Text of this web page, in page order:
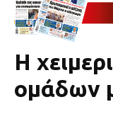
Η
ομάδων